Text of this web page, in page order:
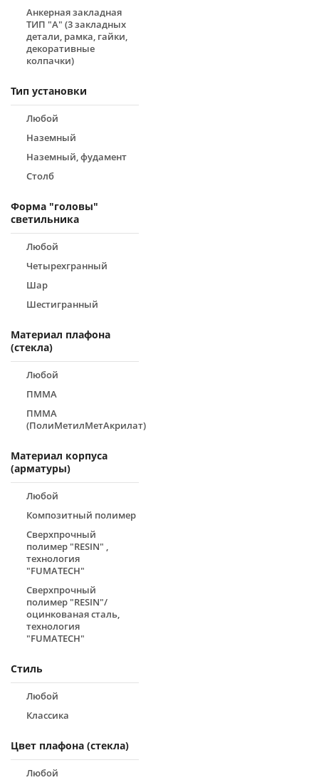
Анкерная закладная
ТИП "А" (3 закладных
детали, рамка, гайки,
декоративные
колпачки)
Тип установки
Любой
Наземный
Наземный, фудамент
Столб
Форма "головы"
светильника
Любой
Четырехгранный
Шар
Шестигранный
Материал плафона
(стекла)
Любой
ПММА
ПММА
(ПолиМетилМетАкрилат)
Материал корпуса
(арматуры)
Любой
Композитный полимер
Сверхпрочный
полимер "RESIN" ,
технология
"FUMATECH"
Сверхпрочный
полимер "RESIN"/
оцинкованая сталь,
технология
"FUMATECH"
Стиль
Любой
Классика
Цвет плафона (стекла)
Любой